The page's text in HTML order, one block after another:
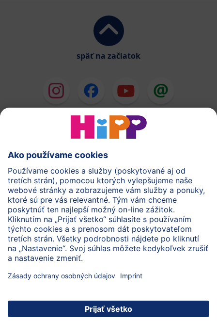
späť na začiatok
HiPP Mlieka
HiPP Príkrmy
HiPP Tehotenstvo
Ochrana osobných údajov
Cookies a pravidlá používania webovej stránky
Imprint
O spoločnosti HiPP Kontakt